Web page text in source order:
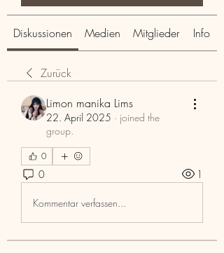
Diskussionen Medien Mitglieder Info
Zurück
Limon manika Lims
22. April 2025 · joined the
group.
0
0 1
Kommentar verfassen...